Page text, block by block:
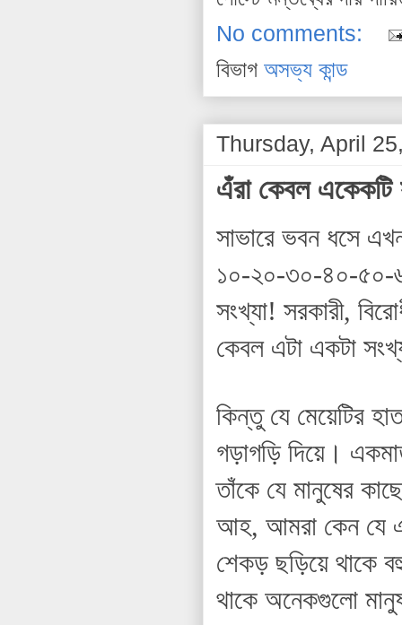
No comments:
বিভাগঅসভ্য কান্ড
Thursday, April
এঁরা কেবল
সাভারে ভবন ধসে
১০-২০-৩০-৪০-৫০-
সংখ্যা! সরকারী,
কেবল এটা একটা
কিন্তু যে মেয়েটির
গড়াগড়ি দিয়ে।
তাঁকে যে মানুষের
আহ, আমরা কেন যে
শেকড় ছড়িয়ে থাকে
থাকে অনেকগুলো